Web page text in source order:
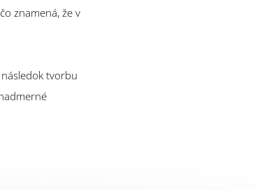
znamená, že v
tvorbu